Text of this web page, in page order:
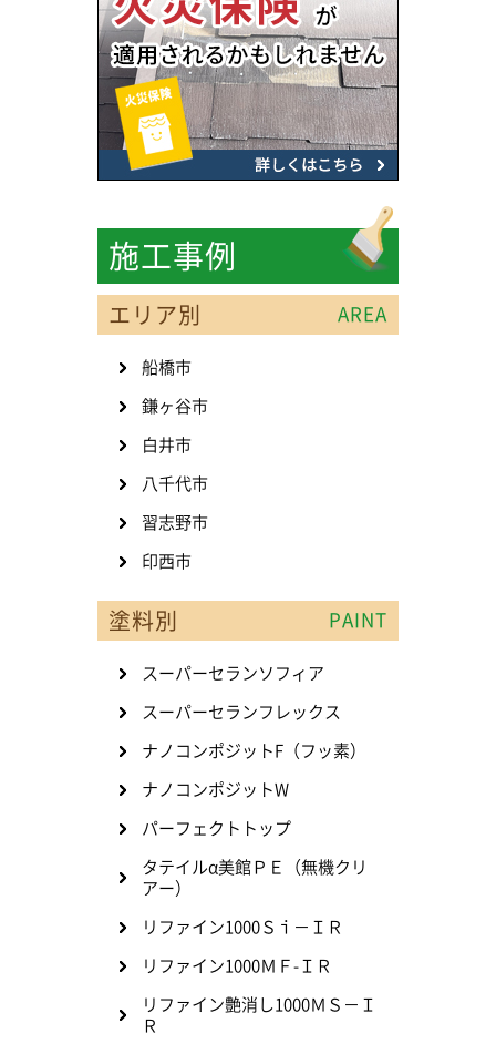
施工事例
エリア別 AREA
船橋市
鎌ヶ谷市
白井市
八千代市
習志野市
印西市
塗料別 PAINT
スーパーセランソフィア
スーパーセランフレックス
ナノコンポジットF（フッ素）
ナノコンポジットW
パーフェクトトップ
タテイルα美館ＰＥ（無機クリ
アー）
リファイン1000Ｓｉ－ＩＲ
リファイン1000ＭＦ-ＩＲ
リファイン艶消し1000ＭＳ－Ｉ
Ｒ